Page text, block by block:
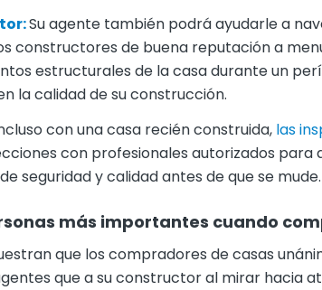
Su agente también podrá ayudarle a
constructores de buena reputación a
estructurales de la casa durante un
la calidad de su construcción.
con una casa recién construida, las
con profesionales autorizados para
seguridad y calidad antes de que se mude.
más importantes cuando
que los compradores de casas
que a su constructor al mirar hacia